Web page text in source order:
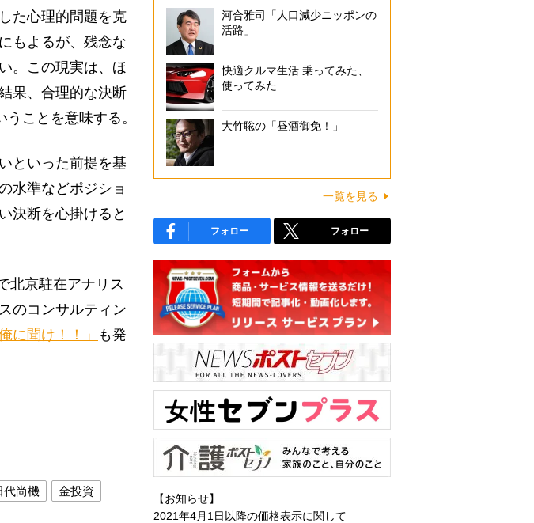
た心理的問題を克
もよるが、残念な
。この現実は、ほ
果、合理的な決断
ことを意味する。
といった前提を基
水準などポジショ
決断を心掛けると
北京駐在アナリス
のコンサルティン
に聞け！！」
も発
代尚機 金投資
河合雅司「人口減少ニッポンの
活路」
快適クルマ生活 乗ってみた、
使ってみた
大竹聡の「昼酒御免！」
一覧を見る
フォロー フォロー
【お知らせ】
2021年4月1日以降の価格表示に関して